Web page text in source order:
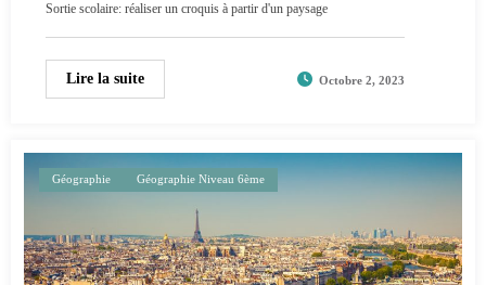
Sortie scolaire: réaliser un croquis à partir d'un paysage
Lire la suite Octobre 2, 2023
Géographie Géographie Niveau 6ème